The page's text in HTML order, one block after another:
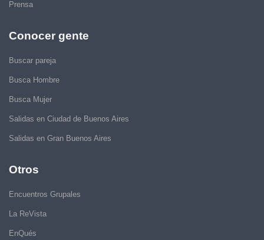
Prensa
Conocer gente
Buscar pareja
Busca Hombre
Busca Mujer
Salidas en Ciudad de Buenos Aires
Salidas en Gran Buenos Aires
Otros
Encuentros Grupales
La ReVista
EnQués